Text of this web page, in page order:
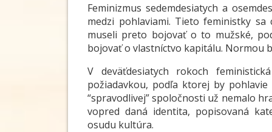
Feminizmus sedemdesiatych a
medzi pohlaviami. Tieto feministky
museli preto bojovať o to mužské,
bojovať o vlastníctvo kapitálu. Normou
V deväťdesiatych rokoch
požiadavkou, podľa ktorej by
“spravodlivej” spoločnosti už nemalo
vopred daná identita, popisovaná
osudu kultúra.